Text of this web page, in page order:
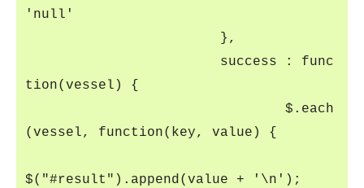
'null'
},
success : func
tion(vessel) {
$.each
(vessel, function(key, value) {
$("#result").append(value + '\n');